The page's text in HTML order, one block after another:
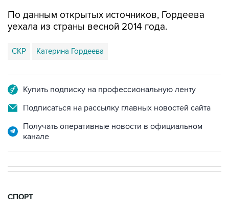
По данным открытых источников, Гордеева
уехала из страны весной 2014 года.
СКР Катерина Гордеева
Купить подписку на профессиональную ленту
Подписаться на рассылку главных новостей сайта
Получать оперативные новости в официальном
канале